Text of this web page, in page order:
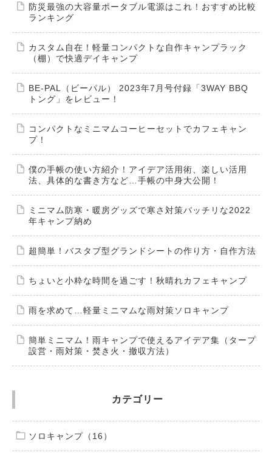
防災最強の大容量ポータブル電源はこれ！おすすめ比較
ランキング
カスタム自在！軽量コンパクトな自作キャンプラック
（棚）で快適デイキャンプ
BE-PAL（ビーパル） 2023年7月号付録「3WAY BBQ
トング」をレビュー！
コンパクトなミニマムコーヒーセットでカフェキャン
プ！
僕の手帳の使い方紹介！アイデア活用術、楽しい活用
法、具体的な書き方など…手帳の中身大公開！
ミニマム防寒・暖房グッズで寒さ対策バッチリな2022
年キャンプ納め
超簡単！バスタブ型グランドシートの作り方・自作方法
ちょいと小粋な時間を過ごす！秋晴れカフェキャンプ
雨を求めて…軽量ミニマムな雨対策ソロキャンプ
簡単ミニマム！雨キャンプで使えるアイデア集（タープ
設営・雨対策・焚き火・撤収方法）
カテゴリー
ソロキャンプ（16）